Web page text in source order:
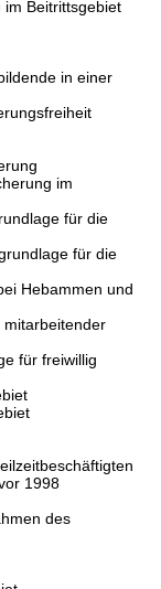
Beitrittsgebiet
in einer
im
für die
für die
Hebammen und
für freiwillig
1998
des